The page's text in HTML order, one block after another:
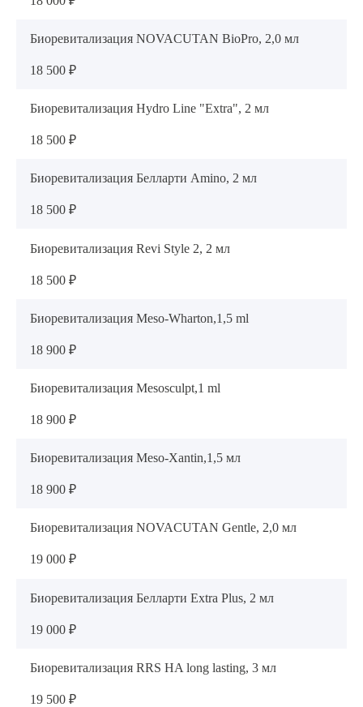
Биоревитализация NOVACUTAN BioPro, 2,0 мл
18 500 ₽
Биоревитализация Hydro Line "Extra", 2 мл
18 500 ₽
Биоревитализация Белларти Amino, 2 мл
18 500 ₽
Биоревитализация Revi Style 2, 2 мл
18 500 ₽
Биоревитализация Meso-Wharton,1,5 ml
18 900 ₽
Биоревитализация Mesosculpt,1 ml
18 900 ₽
Биоревитализация Meso-Xantin,1,5 мл
18 900 ₽
Биоревитализация NOVACUTAN Gentle, 2,0 мл
19 000 ₽
Биоревитализация Белларти Extra Plus, 2 мл
19 000 ₽
Биоревитализация RRS HA long lasting, 3 мл
19 500 ₽